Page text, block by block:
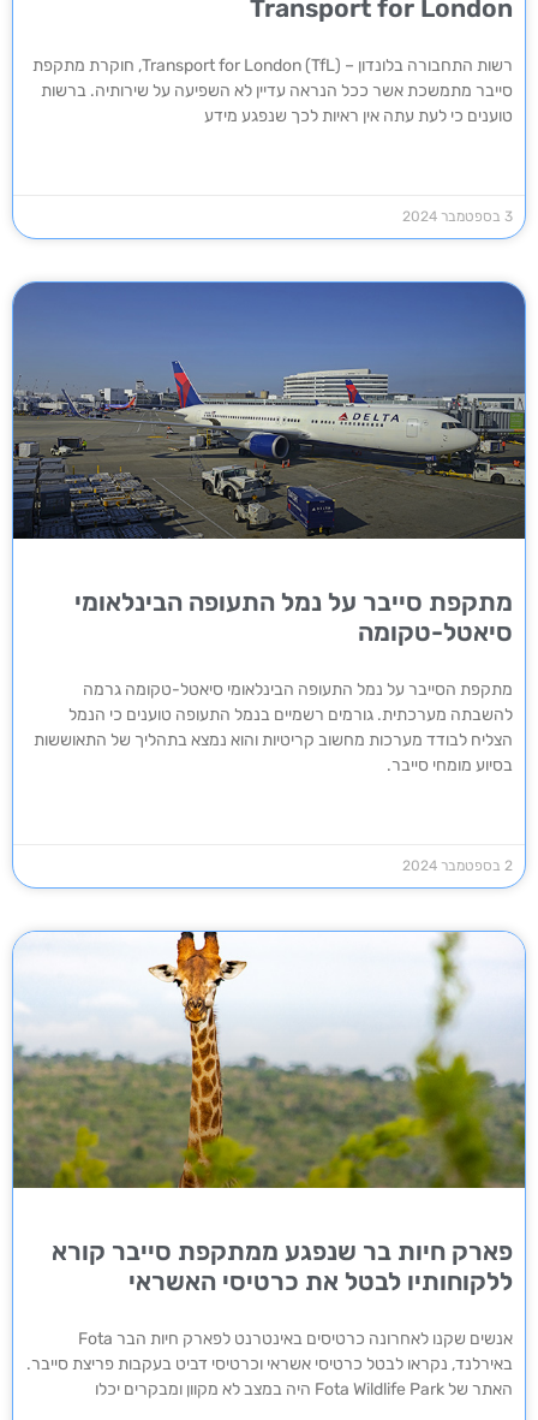
Transport for London
רשות התחבורה בלונדון – Transport for London (TfL), חוקרת מתקפת
סייבר מתמשכת אשר ככל הנראה עדיין לא השפיעה על שירותיה. ברשות
טוענים כי לעת עתה אין ראיות לכך שנפגע מידע
3 בספטמבר 2024
מתקפת סייבר על נמל התעופה הבינלאומי
סיאטל-טקומה
מתקפת הסייבר על נמל התעופה הבינלאומי סיאטל-טקומה גרמה
להשבתה מערכתית. גורמים רשמיים בנמל התעופה טוענים כי הנמל
הצליח לבודד מערכות מחשוב קריטיות והוא נמצא בתהליך של התאוששות
בסיוע מומחי סייבר.
2 בספטמבר 2024
פארק חיות בר שנפגע ממתקפת סייבר קורא
ללקוחותיו לבטל את כרטיסי האשראי
אנשים שקנו לאחרונה כרטיסים באינטרנט לפארק חיות הבר Fota
באירלנד, נקראו לבטל כרטיסי אשראי וכרטיסי דביט בעקבות פריצת סייבר.
האתר של Fota Wildlife Park היה במצב לא מקוון ומבקרים יכלו